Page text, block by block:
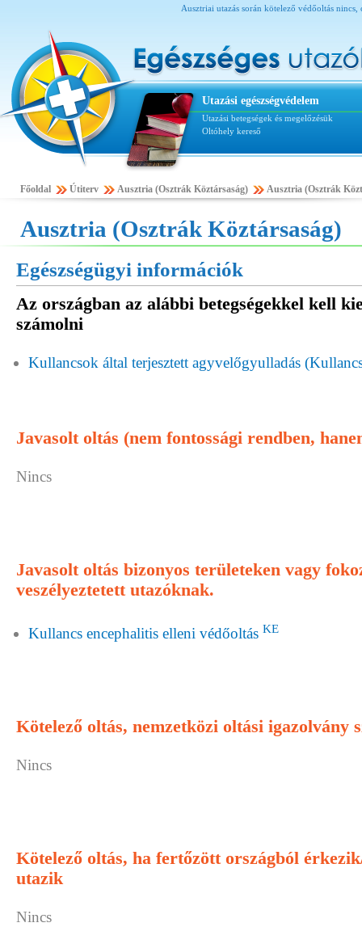
Ausztriai utazás során kötelező védőoltás
Utazási egészségvédelem
Utazási betegségek és megelőzésük
Oltóhely kereső
Főoldal Útiterv Ausztria (Osztrák Köztársaság) Ausztria (Osztrák
Ausztria (Osztrák Köztársaság)
Egészségügyi információk
Az országban az alábbi betegségekkel kell
számolni
Kullancsok által terjesztett agyvelőgyulladás
Javasolt oltás (nem fontossági rendben,
Nincs
Javasolt oltás bizonyos területeken vagy
veszélyeztetett utazóknak.
Kullancs encephalitis elleni védőoltás KE
Kötelező oltás, nemzetközi oltási igazolvány
Nincs
Kötelező oltás, ha fertőzött országból
utazik
Nincs